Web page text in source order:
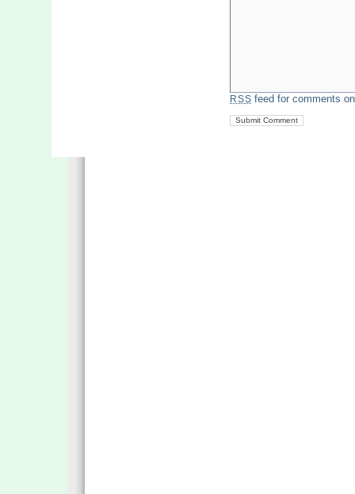
RSS feed for comments